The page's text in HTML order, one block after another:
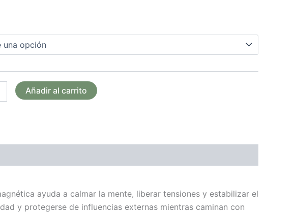
Añadir al carrito
ayuda a calmar la mente, liberar tensiones y estabilizar el
y protegerse de influencias externas mientras caminan con